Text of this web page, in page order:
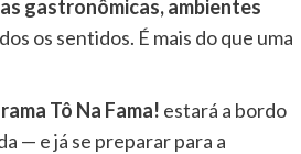
gastronômicas, ambientes
os sentidos. É mais do que uma
Tô Na Fama! estará a bordo
— e já se preparar para a